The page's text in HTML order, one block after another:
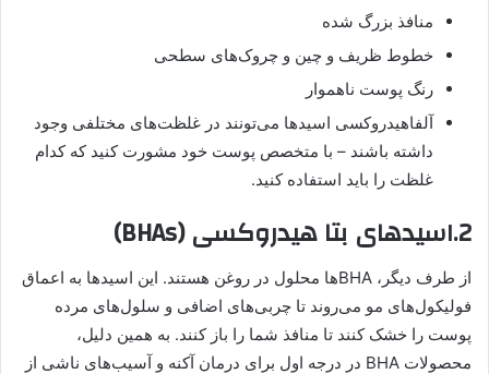
منافذ بزرگ شده
خطوط ظریف و چین و چروک‌های سطحی
رنگ پوست ناهموار
آلفا‌هیدروکسی اسیدها می‌تونند در غلظت‌های مختلفی وجود
داشته باشند – با متخصص پوست خود مشورت کنید که کدام
غلظت را باید استفاده کنید.
2.اسیدهای بتا هیدروکسی (BHAs)
از طرف دیگر، BHA‌ها محلول در روغن هستند. این اسیدها به اعماق
فولیکول‌های مو می‌روند تا چربی‌های اضافی و سلول‌های مرده
پوست را خشک کنند تا منافذ شما را باز کنند. به همین دلیل،
محصولات BHA در درجه اول برای درمان آکنه و آسیب‌های ناشی از